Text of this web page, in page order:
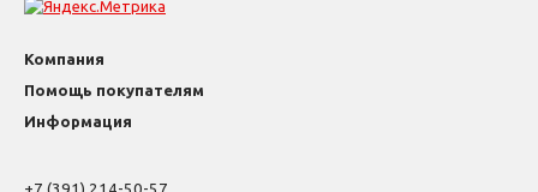
Компания
Помощь покупателям
Информация